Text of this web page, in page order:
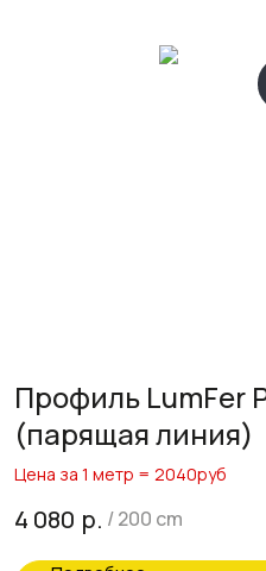
Профиль LumFer
(парящая линия)
Цена за 1 метр = 2040руб
4 080 р. /200 cm